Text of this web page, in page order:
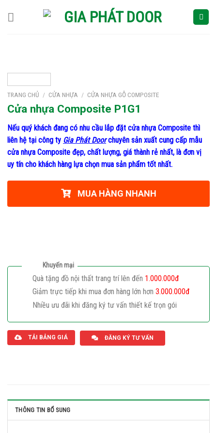
TRANG CHỦ / CỬA NHỰA / CỬA NHỰA GỖ COMPOSITE
Cửa nhựa Composite P1G1
Nếu quý khách đang có nhu cầu lắp đặt cửa nhựa Composite thì
liên hệ tại công ty Gia Phát Doorchuyên sản xuất cung cấp mẫu
cửa nhựa Composite đẹp, chất lượng, giá thành rẻ nhất, là đơn vị
uy tín cho khách hàng lựa chọn mua sản phẩm tốt nhất.
MUA HÀNG NHANH
Khuyến mại
Quà tặng đồ nội thất trang trí lên đến 1.000.000đ
Giảm trực tiếp khi mua đơn hàng lớn hơn 3.000.000đ
Nhiều ưu đãi khi đăng ký tư vấn thiết kế trọn gói
TẢI BẢNG GIÁ ĐĂNG KÝ TƯ VẤN
THÔNG TIN BỔ SUNG